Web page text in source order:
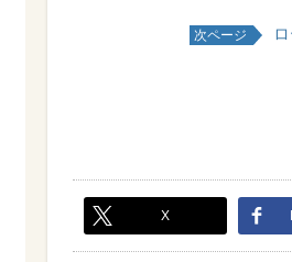
次ページ
X